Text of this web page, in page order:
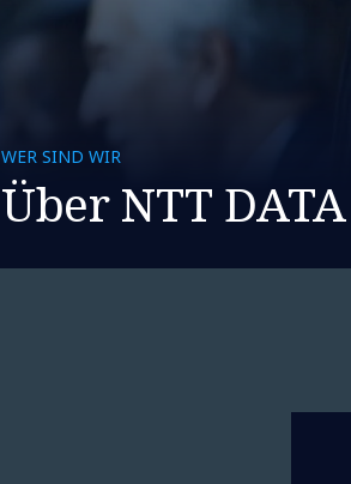
WER SIND WIR
Über NTT DATA